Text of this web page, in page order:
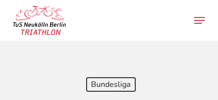
search
Menu
Bundesliga